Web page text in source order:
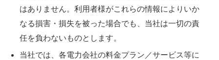
はありません。利用者様がこれらの情報によりいか
なる損害・損失を被った場合でも、当社は一切の責
任を負わないものとします。
当社では、各電力会社の料金プラン／サービス等に